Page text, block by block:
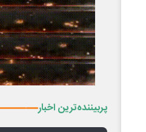
پربیننده‌ترین اخبار